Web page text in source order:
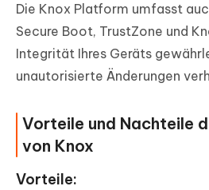
Die Knox Platform umfasst
Secure Boot, TrustZone und
Integrität Ihres Geräts
unautorisierte Änderungen
Vorteile und Nachteile
von Knox
Vorteile: